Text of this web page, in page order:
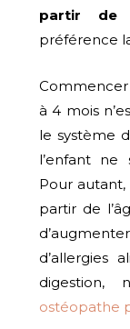
partir de
préférence
à 4 mois
le système
l’enfant ne
Pour
partir de
d’allergies
digestion,
ostéopathe